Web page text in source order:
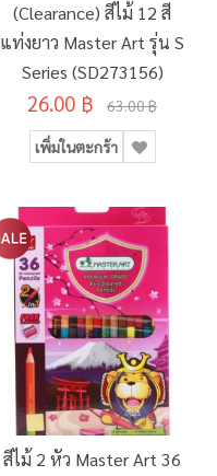
(Clearance) สีไม้ 12 สี
แท่งยาว Master Art รุ่น S
Series (SD273156)
26.00 ฿ 63.00 ฿
เพิ่มในตะกร้า
สีไม้ 2 หัว Master Art 36